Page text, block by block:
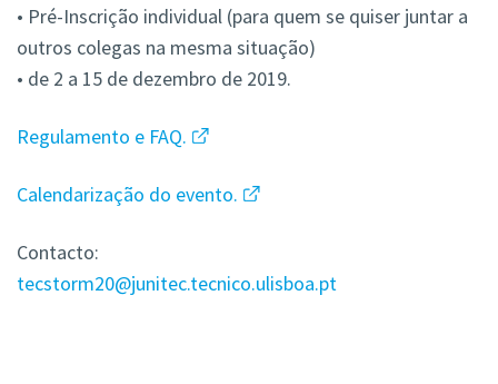
• Pré-Inscrição individual (para quem se quiser juntar a
outros colegas na mesma situação)
• de 2 a 15 de dezembro de 2019.
Regulamento e FAQ.
Calendarização do evento.
Contacto:
tecstorm20@junitec.tecnico.ulisboa.pt